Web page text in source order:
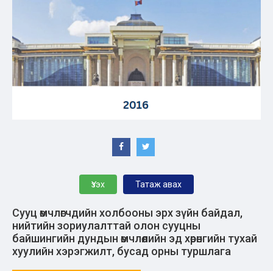
Үзэх Татаж авах
Сууц өмчлөгчдийн холбооны эрх зүйн байдал,
нийтийн зориулалттай олон сууцны
байшингийн дундын өмчлөлийн эд хөрөнгийн тухай
хуулийн хэрэгжилт, бусад орны туршлага